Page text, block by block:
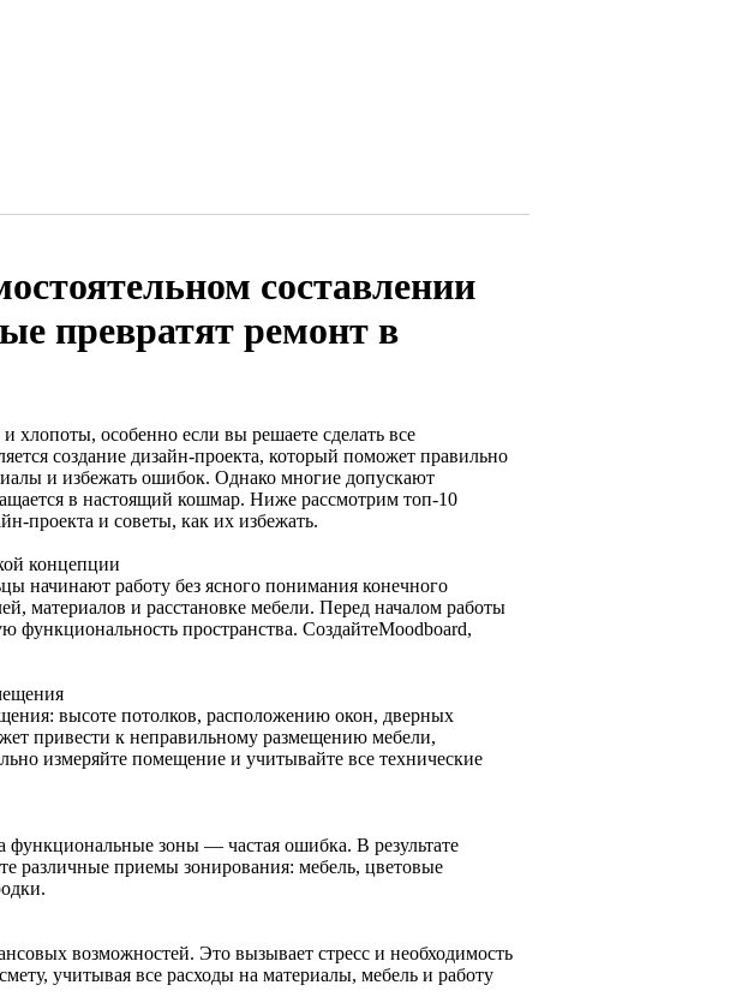
составлении
превратят ремонт в
хлопоты, особенно если вы решаете сделать все
создание дизайн-проекта, который поможет правильно
и избежать ошибок. Однако многие допускают
в настоящий кошмар. Ниже рассмотрим топ-10
проекта и советы, как их избежать.
концепции
начинают работу без ясного понимания конечного
материалов и расстановке мебели. Перед началом работы
функциональность пространства. СоздайтеMoodboard,
высоте потолков, расположению окон, дверных
привести к неправильному размещению мебели,
измеряйте помещение и учитывайте все технические
функциональные зоны — частая ошибка. В результате
различные приемы зонирования: мебель, цветовые
возможностей. Это вызывает стресс и необходимость
учитывая все расходы на материалы, мебель и работу